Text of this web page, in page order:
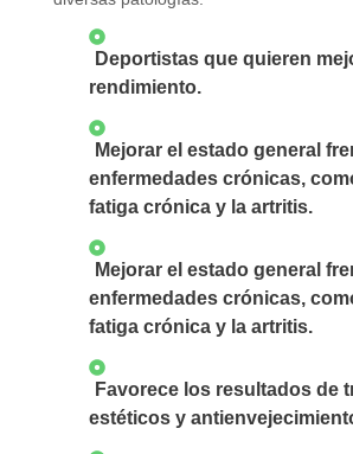
Deportistas que quieren
rendimiento.
Mejorar el estado general
enfermedades crónicas,
fatiga crónica y la artritis.
Mejorar el estado general
enfermedades crónicas,
fatiga crónica y la artritis.
Favorece los resultados de
estéticos y